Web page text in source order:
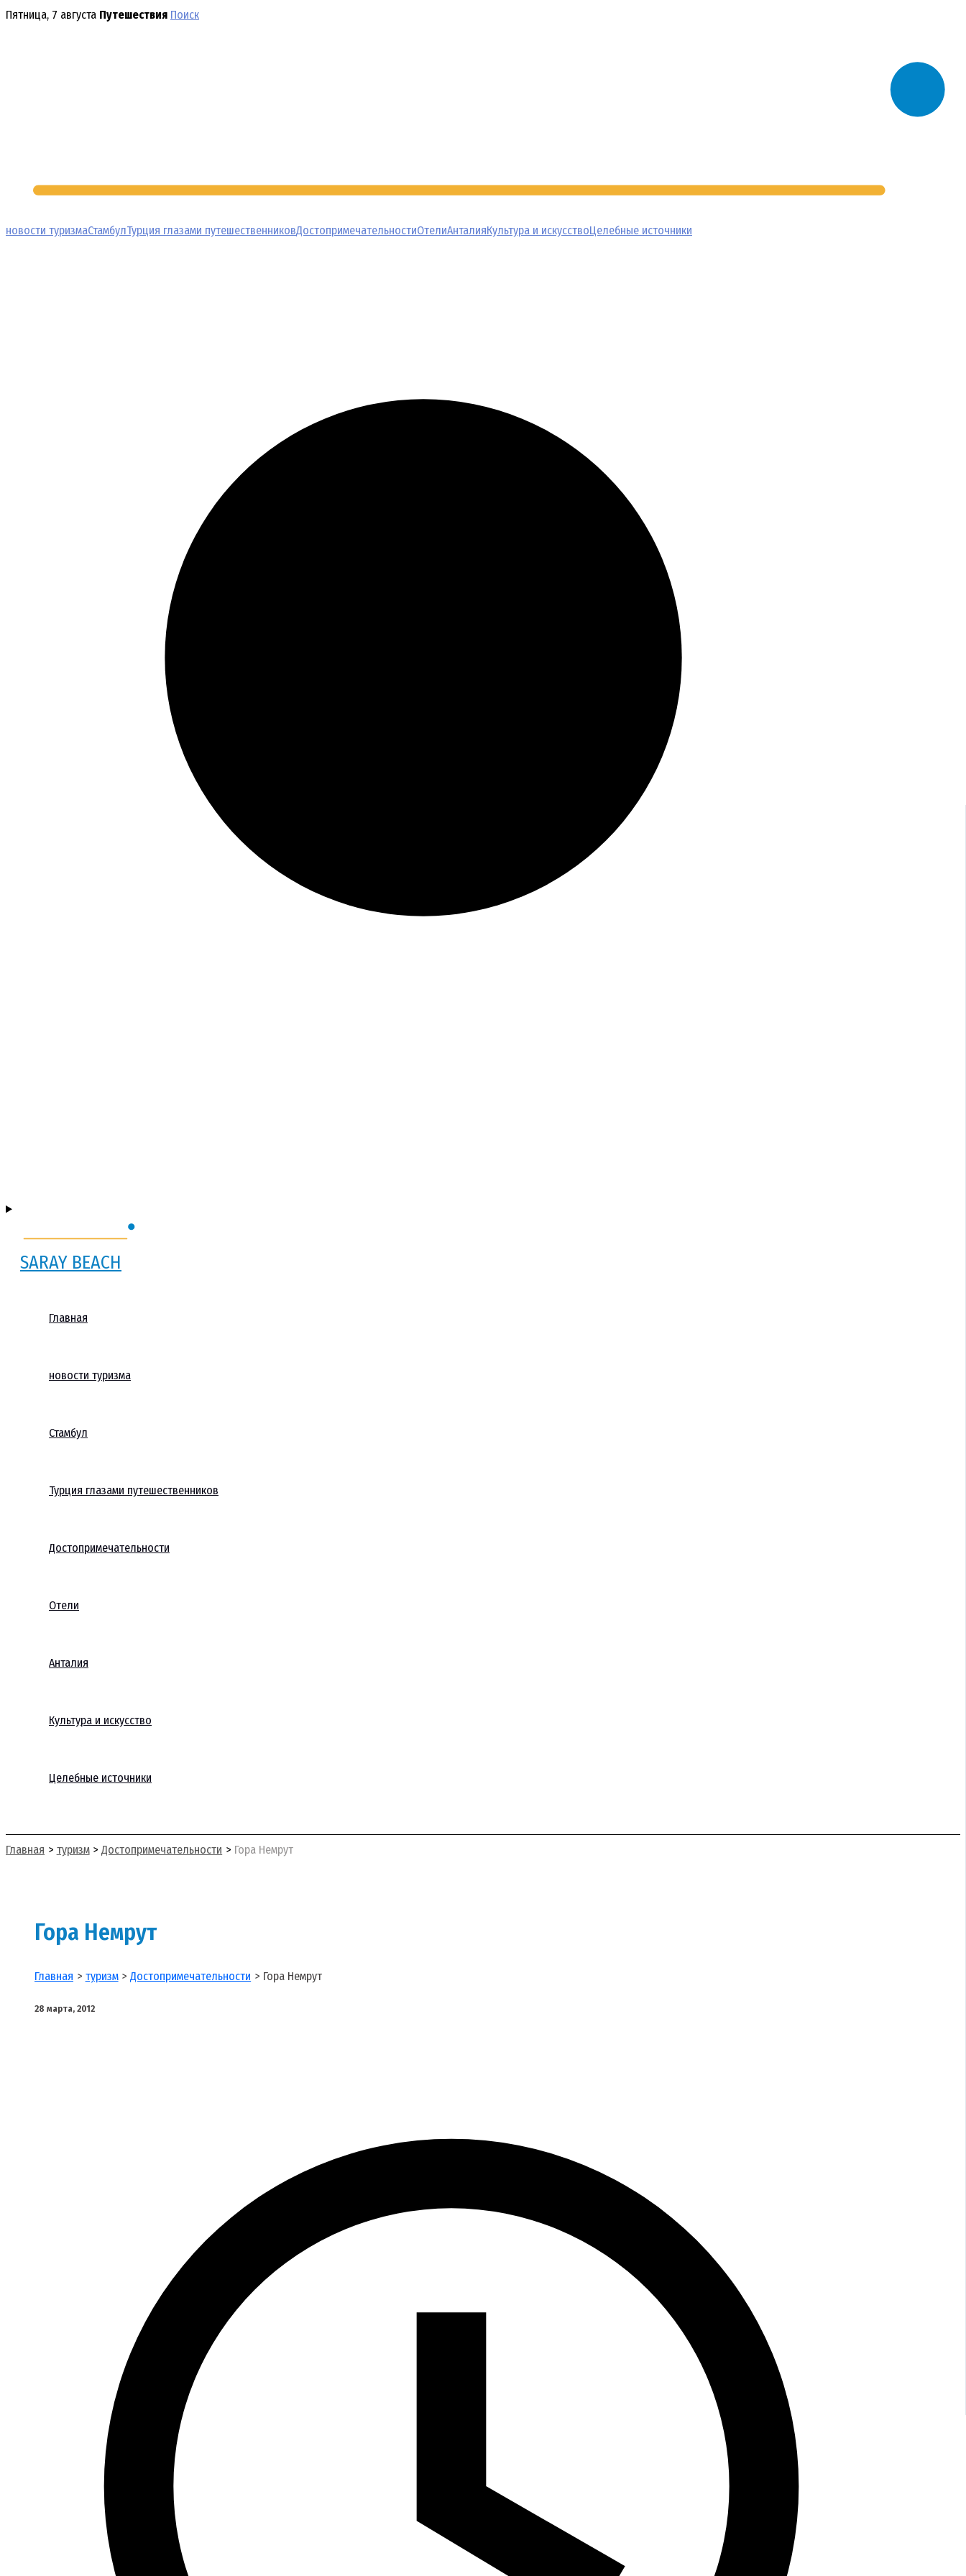
Перейти
Пятница, 7 августа Путешествия Поиск
новости туризмаСтамбулТурция глазами путешественниковДостопримечательностиОтелиАнталияКультура и искусствоЦелебные источники
SARAY BEACH
Главная
новости туризма
Стамбул
Турция глазами путешественников
Достопримечательности
Отели
Анталия
Культура и искусство
Целебные источники
Главная туризм Достопримечательности Гора Немрут
Гора Немрут
Главная туризм Достопримечательности Гора Немрут
28 марта, 2012